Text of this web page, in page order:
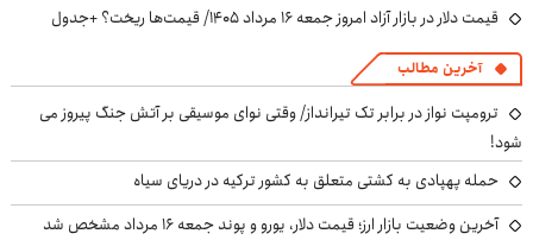
قیمت دلار در بازار آزاد امروز جمعه ۱۶ مرداد ۱۴۰۵/ قیمت‌ها ریخت؟ +جدول
آخرین مطالب
ترومپت نواز در برابر تک تیرانداز/ وقتی نوای موسیقی بر آتش جنگ پیروز می
شود!
حمله پهپادی به کشتی متعلق به کشور ترکیه در دریای سیاه
آخرین وضعیت بازار ارز؛ قیمت دلار، یورو و پوند جمعه ۱۶ مرداد مشخص شد